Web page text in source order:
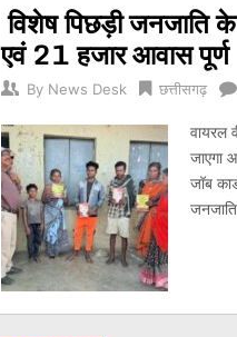
विशेष पिछड़ी जनजाति
एवं 21 हजार आवास पूर्ण
By News Desk छत्तीसगढ़
वायरल
जाएगा
जॉब
जनजाति